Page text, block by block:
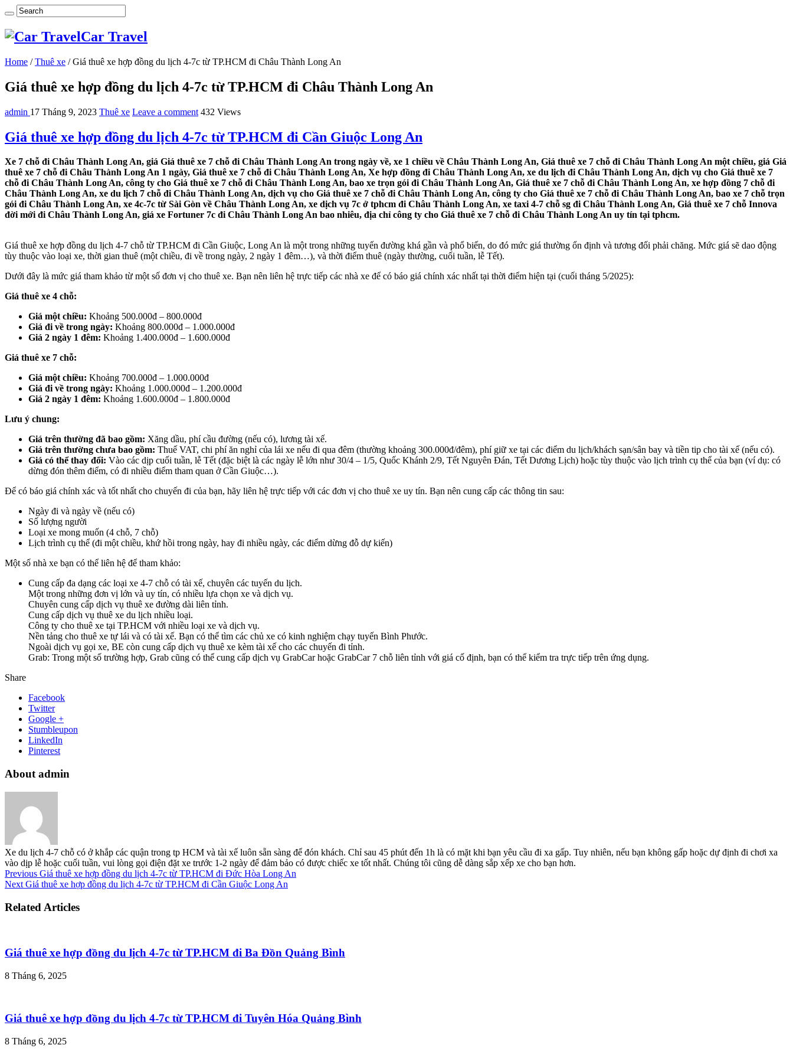
Car Travel
Home / Thuê xe / Giá thuê xe hợp đồng du lịch 4-7c từ TP.HCM đi Châu Thành Long An
Giá thuê xe hợp đồng du lịch 4-7c từ TP.HCM đi Châu Thành Long An
admin 17 Tháng 9, 2023 Thuê xe Leave a comment 432 Views
Giá thuê xe hợp đồng du lịch 4-7c từ TP.HCM đi Cần Giuộc Long An
Xe 7 chỗ đi Châu Thành Long An, giá Giá thuê xe 7 chỗ đi Châu Thành Long An trong ngày về, xe 1 chiều về Châu Thành Long An, Giá thuê xe 7 chỗ đi Châu Thành Long An một chiều, giá Giá
thuê xe 7 chỗ đi Châu Thành Long An 1 ngày, Giá thuê xe 7 chỗ đi Châu Thành Long An, Xe hợp đồng đi Châu Thành Long An, xe du lịch đi Châu Thành Long An, dịch vụ cho Giá thuê xe 7
chỗ đi Châu Thành Long An, công ty cho Giá thuê xe 7 chỗ đi Châu Thành Long An, bao xe trọn gói đi Châu Thành Long An, Giá thuê xe 7 chỗ đi Châu Thành Long An, xe hợp đồng 7 chỗ đi
Châu Thành Long An, xe du lịch 7 chỗ đi Châu Thành Long An, dịch vụ cho Giá thuê xe 7 chỗ đi Châu Thành Long An, công ty cho Giá thuê xe 7 chỗ đi Châu Thành Long An, bao xe 7 chỗ trọn
gói đi Châu Thành Long An, xe 4c-7c từ Sài Gòn về Châu Thành Long An, xe dịch vụ 7c ở tphcm đi Châu Thành Long An, xe taxi 4-7 chỗ sg đi Châu Thành Long An, Giá thuê xe 7 chỗ Innova
đời mới đi Châu Thành Long An, giá xe Fortuner 7c đi Châu Thành Long An bao nhiêu, địa chỉ công ty cho Giá thuê xe 7 chỗ đi Châu Thành Long An uy tín tại tphcm.
Giá thuê xe hợp đồng du lịch 4-7 chỗ từ TP.HCM đi Cần Giuộc, Long An là một trong những tuyến đường khá gần và phổ biến, do đó mức giá thường ổn định và tương đối phải chăng. Mức giá sẽ dao động
tùy thuộc vào loại xe, thời gian thuê (một chiều, đi về trong ngày, 2 ngày 1 đêm…), và thời điểm thuê (ngày thường, cuối tuần, lễ Tết).
Dưới đây là mức giá tham khảo từ một số đơn vị cho thuê xe. Bạn nên liên hệ trực tiếp các nhà xe để có báo giá chính xác nhất tại thời điểm hiện tại (cuối tháng 5/2025):
Giá thuê xe 4 chỗ:
Giá một chiều: Khoảng 500.000đ – 800.000đ
Giá đi về trong ngày: Khoảng 800.000đ – 1.000.000đ
Giá 2 ngày 1 đêm: Khoảng 1.400.000đ – 1.600.000đ
Giá thuê xe 7 chỗ:
Giá một chiều: Khoảng 700.000đ – 1.000.000đ
Giá đi về trong ngày: Khoảng 1.000.000đ – 1.200.000đ
Giá 2 ngày 1 đêm: Khoảng 1.600.000đ – 1.800.000đ
Lưu ý chung:
Giá trên thường đã bao gồm: Xăng dầu, phí cầu đường (nếu có), lương tài xế.
Giá trên thường chưa bao gồm: Thuế VAT, chi phí ăn nghỉ của lái xe nếu đi qua đêm (thường khoảng 300.000đ/đêm), phí giữ xe tại các điểm du lịch/khách sạn/sân bay và tiền tip cho tài xế (nếu có).
Giá có thể thay đổi: Vào các dịp cuối tuần, lễ Tết (đặc biệt là các ngày lễ lớn như 30/4 – 1/5, Quốc Khánh 2/9, Tết Nguyên Đán, Tết Dương Lịch) hoặc tùy thuộc vào lịch trình cụ thể của bạn (ví dụ: có
dừng đón thêm điểm, có đi nhiều điểm tham quan ở Cần Giuộc…).
Để có báo giá chính xác và tốt nhất cho chuyến đi của bạn, hãy liên hệ trực tiếp với các đơn vị cho thuê xe uy tín. Bạn nên cung cấp các thông tin sau:
Ngày đi và ngày về (nếu có)
Số lượng người
Loại xe mong muốn (4 chỗ, 7 chỗ)
Lịch trình cụ thể (đi một chiều, khứ hồi trong ngày, hay đi nhiều ngày, các điểm dừng đỗ dự kiến)
Một số nhà xe bạn có thể liên hệ để tham khảo:
Cung cấp đa dạng các loại xe 4-7 chỗ có tài xế, chuyên các tuyến du lịch.
Một trong những đơn vị lớn và uy tín, có nhiều lựa chọn xe và dịch vụ.
Chuyên cung cấp dịch vụ thuê xe đường dài liên tỉnh.
Cung cấp dịch vụ thuê xe du lịch nhiều loại.
Công ty cho thuê xe tại TP.HCM với nhiều loại xe và dịch vụ.
Nền tảng cho thuê xe tự lái và có tài xế. Bạn có thể tìm các chủ xe có kinh nghiệm chạy tuyến Bình Phước.
Ngoài dịch vụ gọi xe, BE còn cung cấp dịch vụ thuê xe kèm tài xế cho các chuyến đi tỉnh.
Grab: Trong một số trường hợp, Grab cũng có thể cung cấp dịch vụ GrabCar hoặc GrabCar 7 chỗ liên tỉnh với giá cố định, bạn có thể kiểm tra trực tiếp trên ứng dụng.
Share
Facebook
Twitter
Google +
Stumbleupon
LinkedIn
Pinterest
About admin
Xe du lịch 4-7 chỗ có ở khắp các quận trong tp HCM và tài xế luôn sẵn sàng để đón khách. Chỉ sau 45 phút đến 1h là có mặt khi bạn yêu cầu đi xa gấp. Tuy nhiên, nếu bạn không gấp hoặc dự định đi chơi xa
vào dịp lễ hoặc cuối tuần, vui lòng gọi điện đặt xe trước 1-2 ngày để đảm bảo có được chiếc xe tốt nhất. Chúng tôi cũng dễ dàng sắp xếp xe cho bạn hơn.
Previous Giá thuê xe hợp đồng du lịch 4-7c từ TP.HCM đi Đức Hòa Long An
Next Giá thuê xe hợp đồng du lịch 4-7c từ TP.HCM đi Cần Giuộc Long An
Related Articles
Giá thuê xe hợp đồng du lịch 4-7c từ TP.HCM đi Ba Đồn Quảng Bình
8 Tháng 6, 2025
Giá thuê xe hợp đồng du lịch 4-7c từ TP.HCM đi Tuyên Hóa Quảng Bình
8 Tháng 6, 2025